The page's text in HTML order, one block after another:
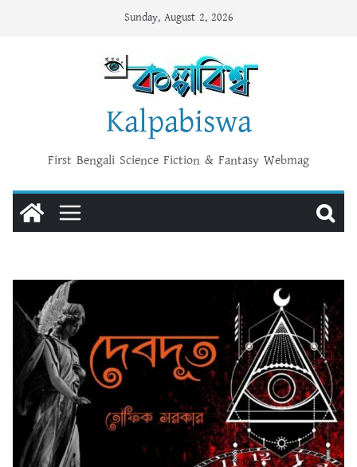
Sunday, August 2, 2026
Kalpabiswa
First Bengali Science Fiction & Fantasy Webmag